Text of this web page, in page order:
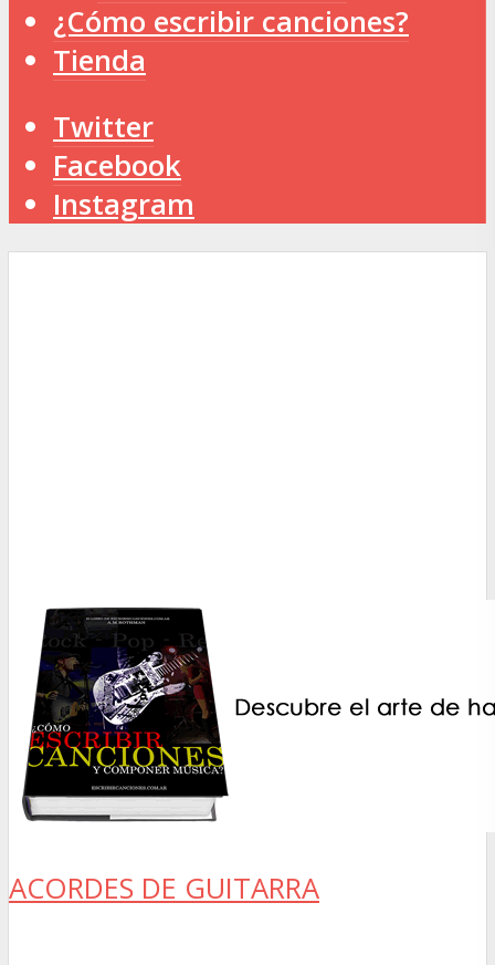
¿Cómo escribir canciones?
Tienda
Twitter
Facebook
Instagram
ACORDES DE GUITARRA